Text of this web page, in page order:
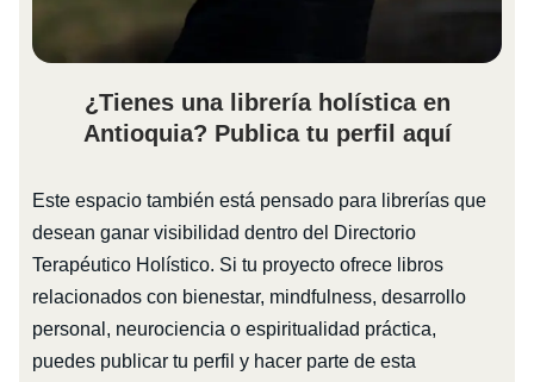
¿Tienes una librería holística en
Antioquia? Publica tu perfil aquí
Este espacio también está pensado para librerías que
desean ganar visibilidad dentro del Directorio
Terapéutico Holístico. Si tu proyecto ofrece libros
relacionados con bienestar, mindfulness, desarrollo
personal, neurociencia o espiritualidad práctica,
puedes publicar tu perfil y hacer parte de esta